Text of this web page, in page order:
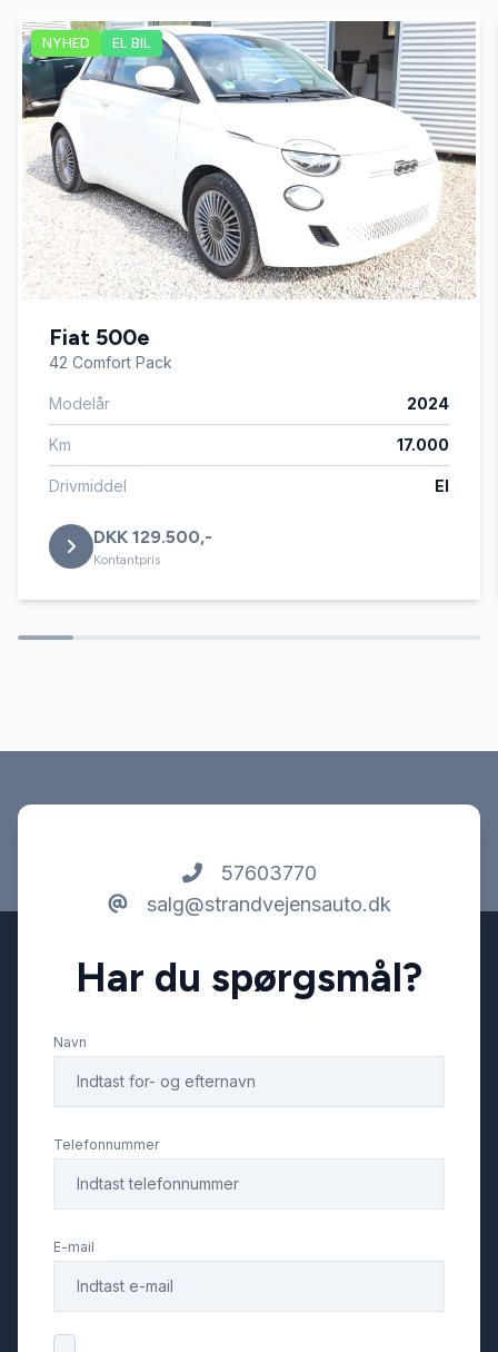
Fuldautomatisk klimaanlæg
Højdejusterbart førersæde
Isofix
Kørecomputer
LED kørelys
Læderrat
Musikstreaming via bluetooth
Splitbagsæder
NYHED EL BIL
Fiat 500e
42 Comfort Pack
Modelår 2024
Km 17.000
Drivmiddel El
DKK 129.500,-
Kontantpris
57603770
salg@strandvejensauto.dk
Har du spørgsmål?
Navn
Telefonnummer
E-mail